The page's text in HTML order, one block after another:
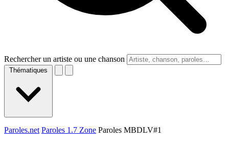
Rechercher un artiste ou une chanson
Thématiques
Paroles.net Paroles 1.7 Zone Paroles MBDLV#1